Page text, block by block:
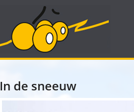
In de sneeuw